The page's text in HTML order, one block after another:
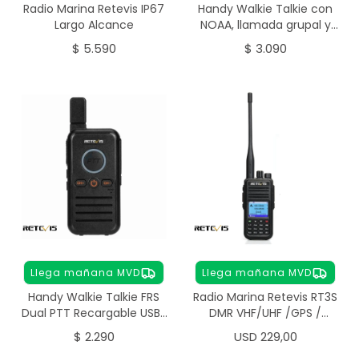
Radio Marina Retevis IP67
Largo Alcance
$ 5.590
Handy Walkie Talkie con
NOAA, llamada grupal y
batería recargable USB-C
$ 3.090
Llega mañana MVD
Handy Walkie Talkie FRS
Dual PTT Recargable USB-
C Pack x2
$ 2.290
Llega mañana MVD
Radio Marina Retevis RT3S
DMR VHF/UHF /GPS /
Cifrado digital
USD 229,00